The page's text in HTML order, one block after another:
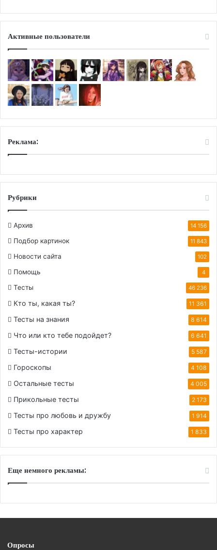
Активные пользователи
Реклама:
Рубрики
Архив 14 156
Подбор картинок 11 843
Новости сайта 102
Помощь 4
Тесты 46 236
Кто ты, какая ты? 11 361
Тесты на знания 8 614
Что или кто тебе подойдет? 6 641
Тесты-истории 5 587
Гороскопы 4 108
Остальные тесты 4 005
Прикольные тесты 2 173
Тесты про любовь и дружбу 1 914
Тесты про характер 1 833
Еще немного рекламы:
Опросы